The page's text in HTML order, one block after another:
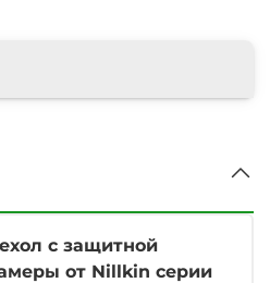
с защитной
от Nillkin серии